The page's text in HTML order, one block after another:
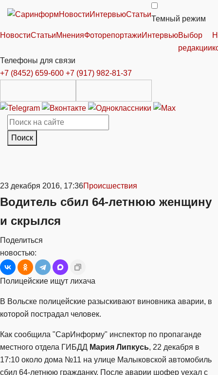
НовостиИнтервьюСтатьи
Темный режим
НовостиСтатьиМненияФоторепортажиИнтервьюВыбор
редакции
Телефоны для связи
+7 (8452) 659-600 +7 (917) 982-81-37
Поиск
23 декабря 2016, 17:36Происшествия
Водитель сбил 64-летнюю женщину
и скрылся
Поделиться
новостью:
Полицейские ищут лихача
В Вольске полицейские разыскивают виновника аварии, в
которой пострадал человек.
Как сообщила "СарИнформу" инспектор по пропаганде
местного отдела ГИБДД Мария Липкусь, 22 декабря в
17:10 около дома №11 на улице Малыковской автомобиль
сбил 64-летнюю гражданку. После аварии шофер уехал с